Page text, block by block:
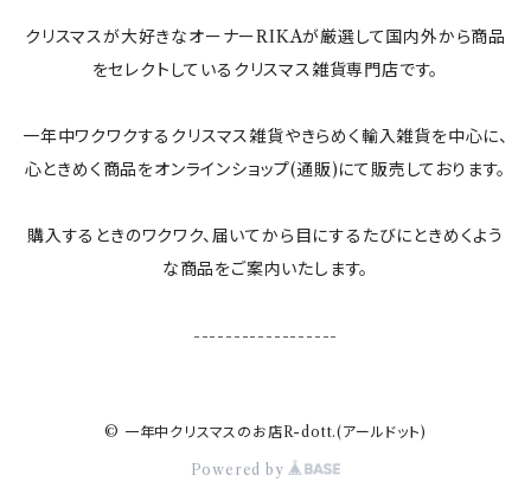
ガラスベース(花瓶、燭台)
カレンダー
スウェーデン
クリスマスが大好きなオーナーRIKAが厳選して国内外から商品
をセレクトしているクリスマス雑貨専門店です。
一年中ワクワクするクリスマス雑貨やきらめく輸入雑貨を中心に、
心ときめく商品をオンラインショップ(通販)にて販売しております。
購入するときのワクワク、届いてから目にするたびにときめくよう
な商品をご案内いたします。
------------------
© 一年中クリスマスのお店R-dott.(アールドット)
Powered by